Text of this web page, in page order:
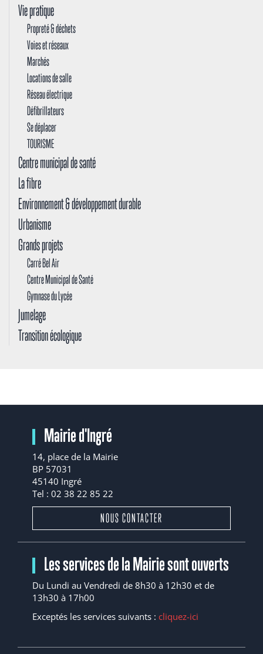
Vie pratique
Propreté & déchets
Voies et réseaux
Marchés
Locations de salle
Réseau électrique
Défibrillateurs
Se déplacer
TOURISME
Centre municipal de santé
La fibre
Environnement & développement durable
Urbanisme
Grands projets
Carré Bel Air
Centre Municipal de Santé
Gymnase du Lycée
Jumelage
Transition écologique
Mairie d'Ingré
14, place de la Mairie
BP 57031
45140 Ingré
Tel : 02 38 22 85 22
NOUS CONTACTER
Les services de la Mairie sont ouverts
Du Lundi au Vendredi de 8h30 à 12h30 et de
13h30 à 17h00
Exceptés les services suivants : cliquez-ici